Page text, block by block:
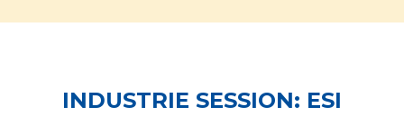
INDUSTRIE SESSION: ESI